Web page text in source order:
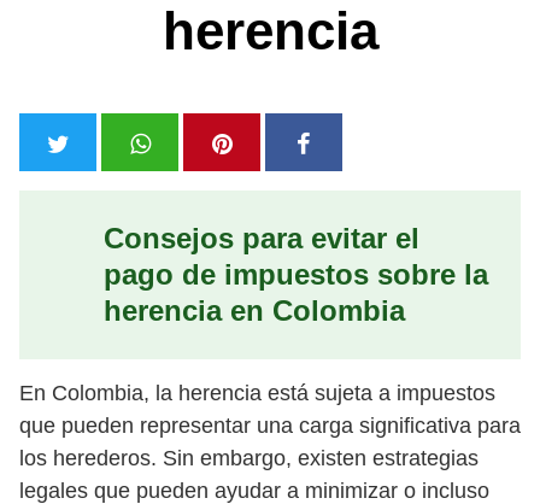
herencia
Consejos para evitar el
pago de impuestos sobre la
herencia en Colombia
En Colombia, la herencia está sujeta a impuestos
que pueden representar una carga significativa para
los herederos. Sin embargo, existen estrategias
legales que pueden ayudar a minimizar o incluso